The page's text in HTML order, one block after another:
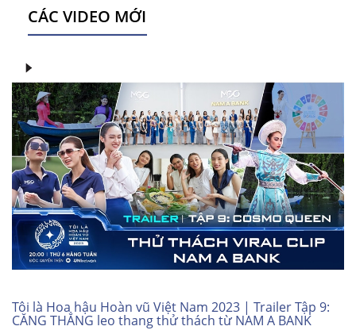
CÁC VIDEO MỚI
Tôi là Hoa hậu Hoàn vũ Việt Nam 2023 | Trailer Tập 9:
CĂNG THẲNG leo thang thử thách từ NAM A BANK